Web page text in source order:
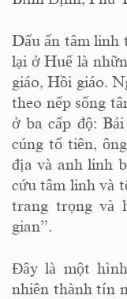
Dấu ấn tâm linh
lại ở Huế là
giáo, Hồi giáo.
theo nếp sống
ở ba cấp độ:
cúng tổ tiên,
địa và anh linh
cứu tâm linh và
trang trọng và
gian”.
Đây là một
nhiên thành tín